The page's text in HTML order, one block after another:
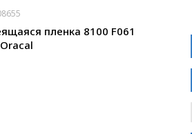
пленка 8100 F061